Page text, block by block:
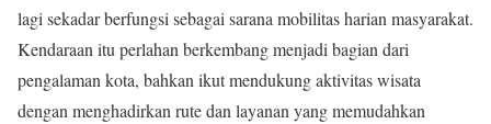
lagi sekadar berfungsi sebagai sarana mobilitas harian masyarakat.
Kendaraan itu perlahan berkembang menjadi bagian dari
pengalaman kota, bahkan ikut mendukung aktivitas wisata
dengan menghadirkan rute dan layanan yang memudahkan